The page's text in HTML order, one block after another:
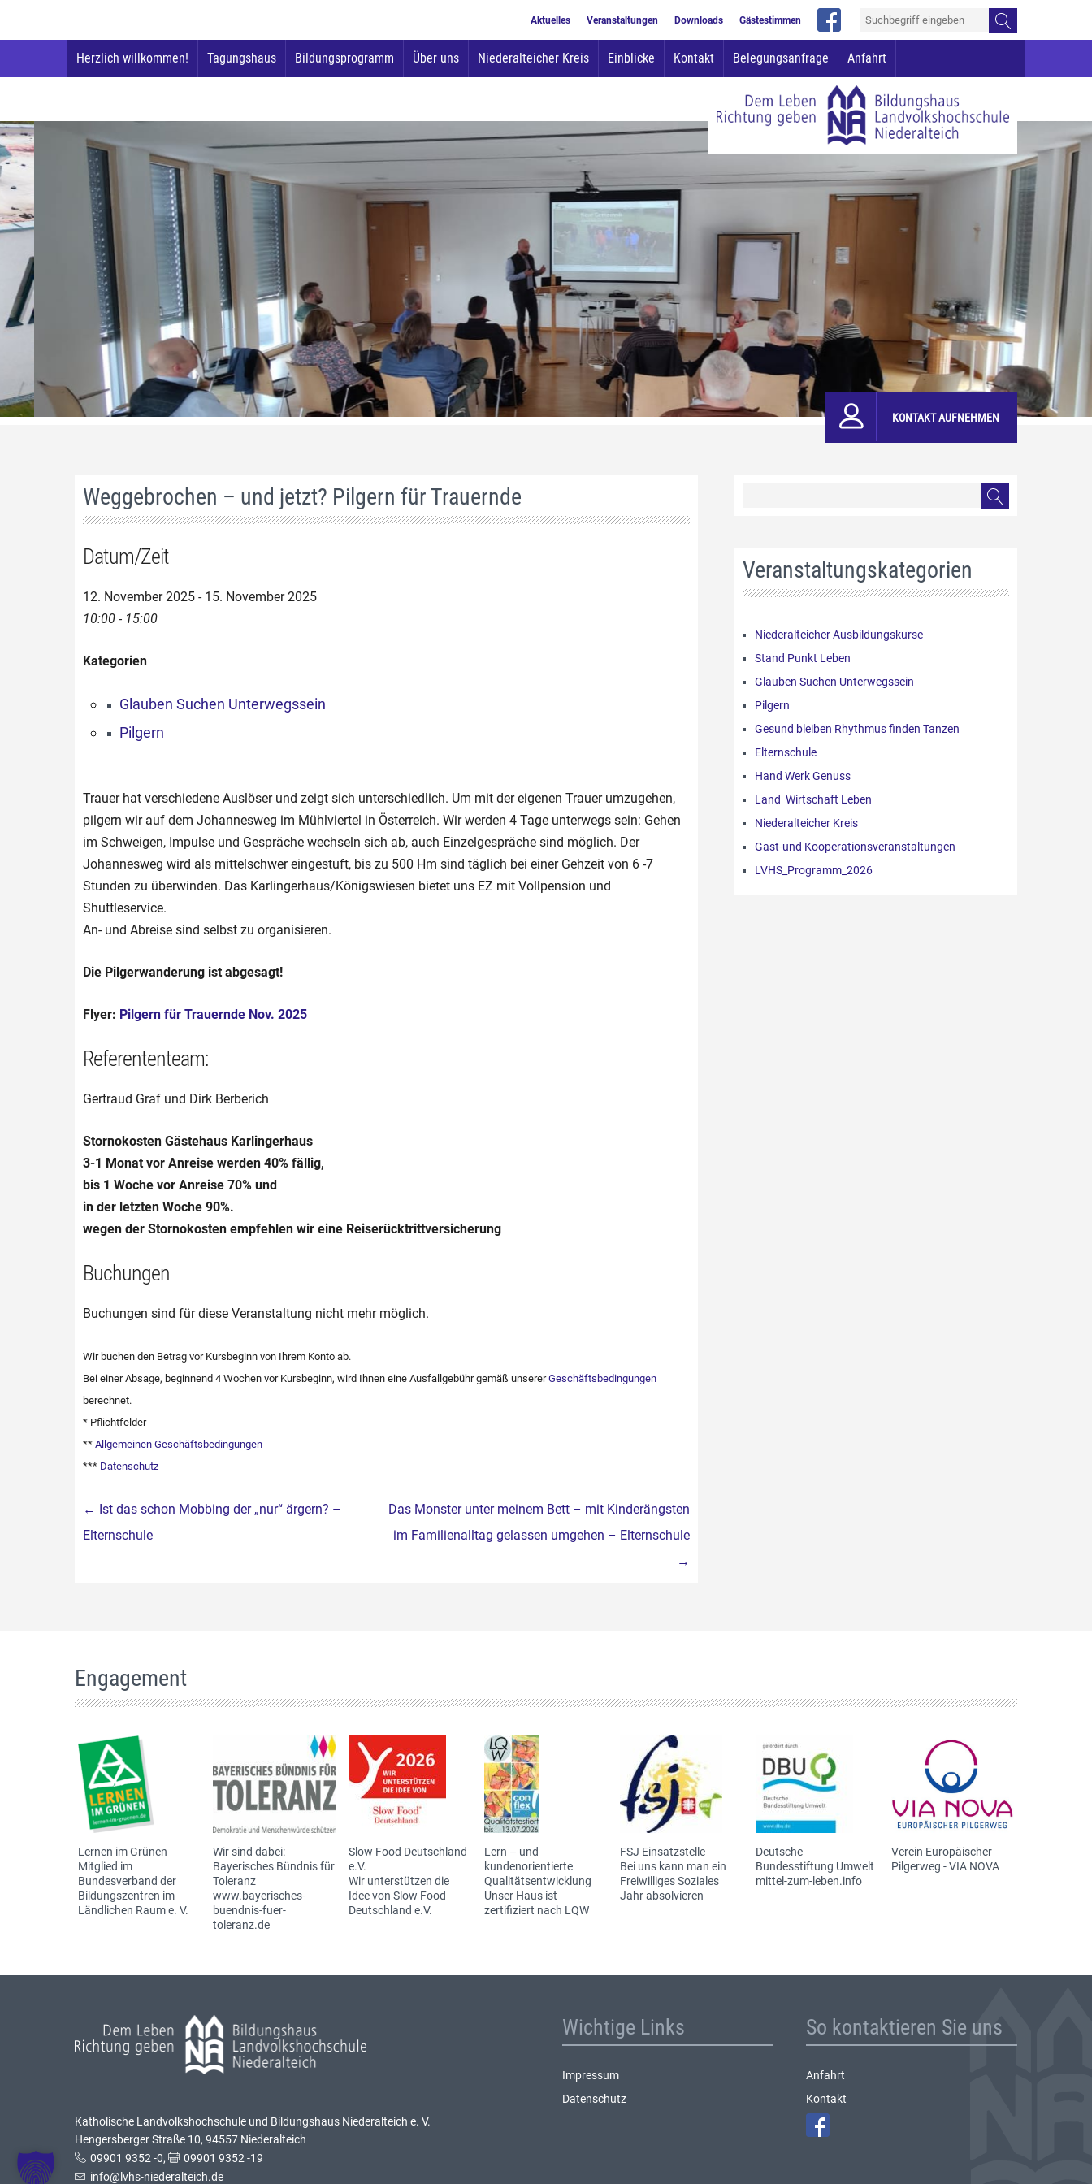
Aktuelles Veranstaltungen Downloads Gästestimmen
Inhalt
Herzlich willkommen! Tagungshaus Bildungsprogramm Über uns Niederalteicher Kreis Einblicke Kontakt Belegungsanfrage Anfahrt
KONTAKT AUFNEHMEN
Weggebrochen – und jetzt? Pilgern für Trauernde
Datum/Zeit
12. November 2025 - 15. November 2025
10:00 - 15:00
Kategorien
Glauben Suchen Unterwegssein
Pilgern
Trauer hat verschiedene Auslöser und zeigt sich unterschiedlich. Um mit der eigenen Trauer umzugehen,
pilgern wir auf dem Johannesweg im Mühlviertel in Österreich. Wir werden 4 Tage unterwegs sein: Gehen
im Schweigen, Impulse und Gespräche wechseln sich ab, auch Einzelgespräche sind möglich. Der
Johannesweg wird als mittelschwer eingestuft, bis zu 500 Hm sind täglich bei einer Gehzeit von 6 -7
Stunden zu überwinden. Das Karlingerhaus/Königswiesen bietet uns EZ mit Vollpension und
Shuttleservice.
An- und Abreise sind selbst zu organisieren.
Die Pilgerwanderung ist abgesagt!
Flyer: Pilgern für Trauernde Nov. 2025
Referententeam:
Gertraud Graf und Dirk Berberich
Stornokosten Gästehaus Karlingerhaus
3-1 Monat vor Anreise werden 40% fällig,
bis 1 Woche vor Anreise 70% und
in der letzten Woche 90%.
wegen der Stornokosten empfehlen wir eine Reiserücktrittversicherung
Buchungen
Buchungen sind für diese Veranstaltung nicht mehr möglich.
Wir buchen den Betrag vor Kursbeginn von Ihrem Konto ab.
Bei einer Absage, beginnend 4 Wochen vor Kursbeginn, wird Ihnen eine Ausfallgebühr gemäß unsererGeschäftsbedingungen
berechnet.
* Pflichtfelder
** Allgemeinen Geschäftsbedingungen
*** Datenschutz
Beitragsnavigation
← Ist das schon Mobbing der „nur“ ärgern? –
Elternschule
Das Monster unter meinem Bett – mit Kinderängsten
im Familienalltag gelassen umgehen – Elternschule
→
Veranstaltungskategorien
Niederalteicher Ausbildungskurse
Stand Punkt Leben
Glauben Suchen Unterwegssein
Pilgern
Gesund bleiben Rhythmus finden Tanzen
Elternschule
Hand Werk Genuss
Land Wirtschaft Leben
Niederalteicher Kreis
Gast-und Kooperationsveranstaltungen
LVHS_Programm_2026
Engagement
Lernen im Grünen
Mitglied im
Bundesverband der
Bildungszentren im
Ländlichen Raum e. V.
Wir sind dabei:
Bayerisches Bündnis für
Toleranz
www.bayerisches-
buendnis-fuer-
toleranz.de
Slow Food Deutschland
e.V.
Wir unterstützen die
Idee von Slow Food
Deutschland e.V.
Lern – und
kundenorientierte
Qualitätsentwicklung
Unser Haus ist
zertifiziert nach LQW
FSJ Einsatzstelle
Bei uns kann man ein
Freiwilliges Soziales
Jahr absolvieren
Deutsche
Bundesstiftung Umwelt
mittel-zum-leben.info
Verein Europäischer
Pilgerweg - VIA NOVA
Katholische Landvolkshochschule und Bildungshaus Niederalteich e. V.
Hengersberger Straße 10, 94557 Niederalteich
09901 9352 -0,
09901 9352 -19
info@lvhs-niederalteich.de
Wichtige Links
Impressum
Datenschutz
So kontaktieren Sie uns
Anfahrt
Kontakt